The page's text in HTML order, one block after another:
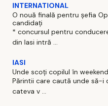
INTERNATIONAL
O nouă finală pentru șefia
candidați
* concursul pentru
din Iasi intră ...
IASI
Unde scoți copilul în
Părintii care caută unde să-i
cateva v ...